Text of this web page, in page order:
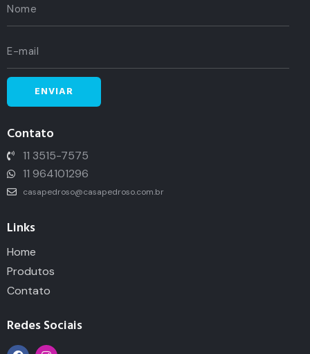
Contato
11 3515-7575
11 964101296
casapedroso@casapedroso.com.br
Links
Home
Produtos
Contato
Redes Sociais